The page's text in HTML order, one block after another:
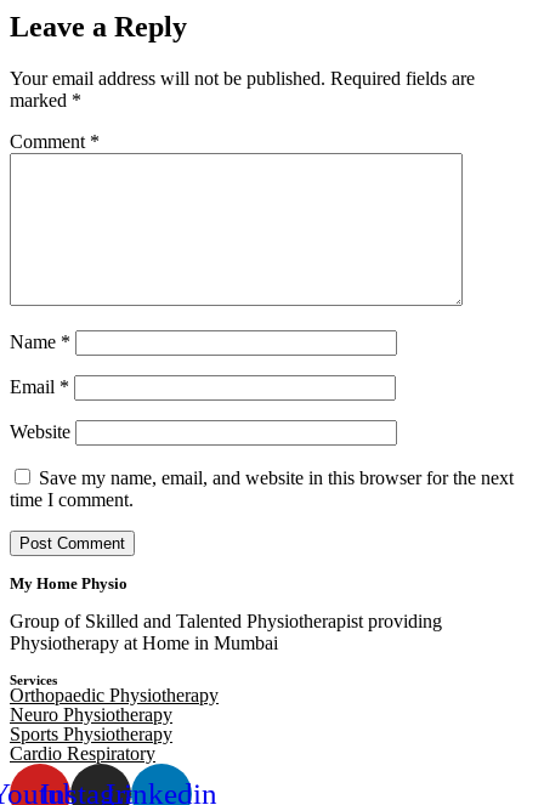
Leave a Reply
Your email address will not be published. Required fields are
marked *
Comment *
Name *
Email *
Website
Save my name, email, and website in this browser for the next
time I comment.
My Home Physio
Group of Skilled and Talented Physiotherapist providing
Physiotherapy at Home in Mumbai
Services
Orthopaedic Physiotherapy
Neuro Physiotherapy
Sports Physiotherapy
Cardio Respiratory
InstagramLinkedin